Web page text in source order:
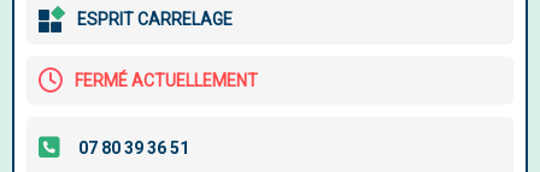
ESPRIT CARRELAGE
FERMÉ ACTUELLEMENT